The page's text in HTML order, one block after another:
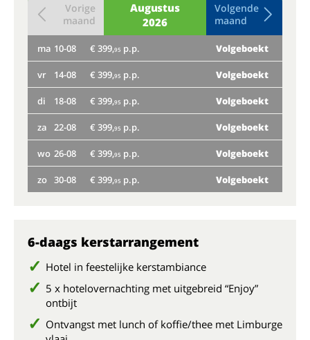
Augustus
2026
Vorige
maand
Volgende
maand
ma 10-08 € 399,95 p.p. Volgeboekt
vr 14-08 € 399,95 p.p. Volgeboekt
di 18-08 € 399,95 p.p. Volgeboekt
za 22-08 € 399,95 p.p. Volgeboekt
wo 26-08 € 399,95 p.p. Volgeboekt
zo 30-08 € 399,95 p.p. Volgeboekt
6-daags kerstarrangement
Hotel in feestelijke kerstambiance
5 x hotelovernachting met uitgebreid “Enjoy”
ontbijt
Ontvangst met lunch of koffie/thee met Limburge